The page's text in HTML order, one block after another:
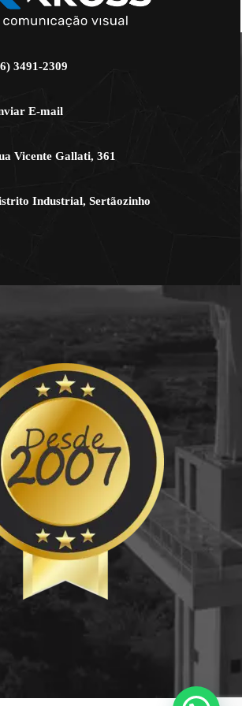
3491-2309
E-mail
Vicente Gallati, 361
Industrial, Sertãozinho